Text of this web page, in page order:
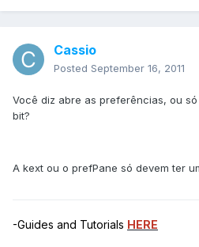
Cassio
Posted September 16, 2011
Você diz abre as preferências, ou
bit?
A kext ou o prefPane só devem ter
-Guides and Tutorials HERE